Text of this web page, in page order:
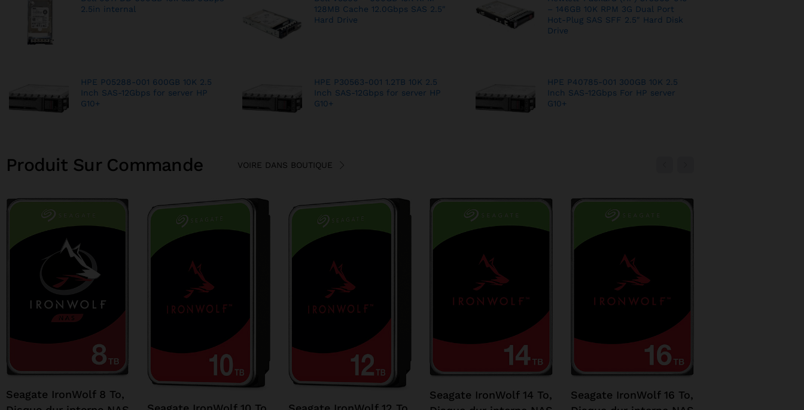
2.5in internal
128MB Cache 12.0Gbps SAS 2.5″
Hard Drive
– 146GB 10K RPM 3G Dual Port
Hot-Plug SAS SFF 2.5″ Hard Disk
Drive
HPE P05288-001 600GB 10K 2.5
Inch SAS-12Gbps for server HP
G10+
HPE P30563-001 1.2TB 10K 2.5
Inch SAS-12Gbps for server HP
G10+
HPE P40785-001 300GB 10K 2.5
Inch SAS-12Gbps For HP server
G10+
Produit Sur Commande VOIRE DANS BOUTIQUE
Seagate IronWolf 8 To,
Seagate IronWolf 14 To,
Seagate IronWolf 16 To,